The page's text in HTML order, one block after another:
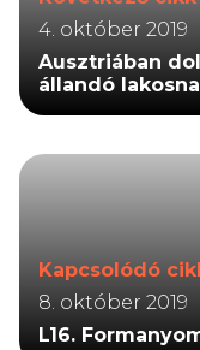
4. október 2019
Ausztriában
állandó
Kapcsolódó
8. október 2019
L16.